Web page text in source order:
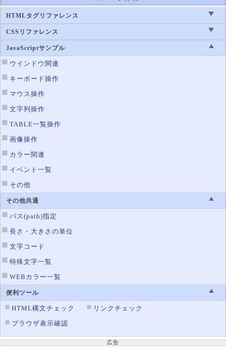
HTMLタグリファレンス
CSSリファレンス
JavaScriptサンプル
ウインドウ関連
キーボード操作
マウス操作
文字列操作
TABLE一覧操作
画像操作
カラー関連
イベント一覧
その他
その他共通
パス(path)指定
長さ・大きさの単位
文字コード
特殊文字一覧
WEBカラー一覧
便利ツール
HTML構文チェック
リンクチェック
ブラウザ表示確認
広告